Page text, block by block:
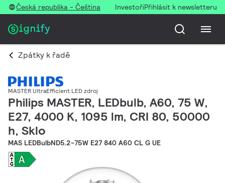
Česká republika - Čeština InvestořiPřihlásit k newsletteru
Zpátky k řadě
MASTER UltraEfficient LED zdroj
Philips MASTER, LEDbulb, A60, 75 W,
E27, 4000 K, 1095 lm, CRI 80, 50000
h, Sklo
MAS LEDBulbND5.2-75W E27 840 A60 CL G UE